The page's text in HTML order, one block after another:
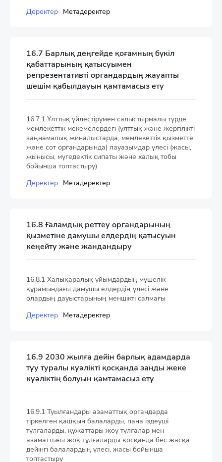
Деректер Метадеректер
16.7 Барлық деңгейде қоғамның бүкіл
қабаттарының қатысуымен
репрезентативті органдардың жауапты
шешім қабылдауын қамтамасыз ету
16.7.1 Ұлттық үйлестірумен салыстырмалы түрде
мемлекеттік мекемелердегі (ұлттық және жергілікті
заңнамалық жиналыстарда, мемлекеттік қызметте
және сот органдарында) лауазымдар үлесі (жасы,
жынысы, мүгедектік сипаты және халық тобы
бойынша топтастыру)
Деректер Метадеректер
16.8 Ғаламдық реттеу органдарының
қызметіне дамушы елдердің қатысуын
кеңейту және жандандыру
16.8.1 Халықаралық ұйымдардың мүшелік
құрамындағы дамушы елдердің үлесі және
олардың дауыстарының меншікті салмағы
Деректер Метадеректер
16.9 2030 жылға дейін барлық адамдарда
туу туралы куәлікті қосқанда заңды жеке
куәліктің болуын қамтамасыз ету
16.9.1 Туылғандары азаматтық органдарда
тіркелген қашқын балаларды, пана іздеуші
тұлғаларды, құжаттары жоұ тұлғалар мен
азаматтығы жоқ тұлғаларды қосқанда бес жасқа
дейінгі балалардың үлесі, жасы бойынша
топтастыру